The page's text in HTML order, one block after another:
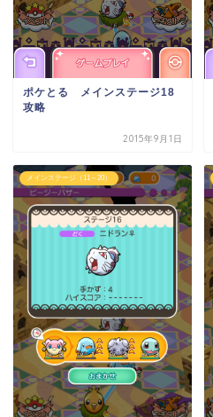
ポケとる メインステージ18
攻略
2015年9月1日
メインステージ（11～20）